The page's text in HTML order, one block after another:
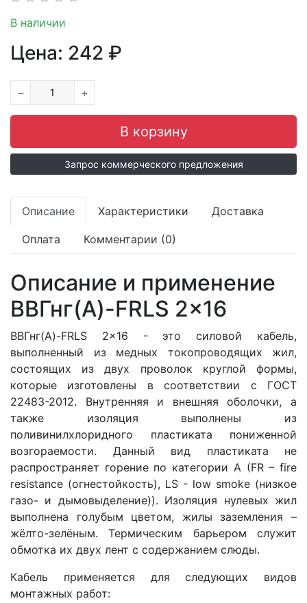
В наличии
Цена: 242 ₽
− +
Запрос коммерческого предложения
Описание Характеристики Доставка
Оплата Комментарии (0)
Описание и применение
ВВГнг(A)-FRLS 2x16
ВВГнг(A)-FRLS 2x16 - это силовой кабель,
выполненный из медных токопроводящих жил,
состоящих из двух проволок круглой формы,
которые изготовлены в соответствии с ГОСТ
22483-2012. Внутренняя и внешняя оболочки, а
также изоляция выполнены из
поливинилхлоридного пластиката пониженной
возгораемости. Данный вид пластиката не
распространяет горение по категории A (FR – fire
resistance (огнестойкость), LS - low smoke (низкое
газо- и дымовыделение)). Изоляция нулевых жил
выполнена голубым цветом, жилы заземления –
жёлто-зелёным. Термическим барьером служит
обмотка их двух лент с содержанием слюды.
Кабель применяется для следующих видов
монтажных работ: